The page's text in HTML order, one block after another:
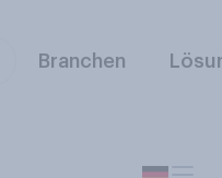
Branchen